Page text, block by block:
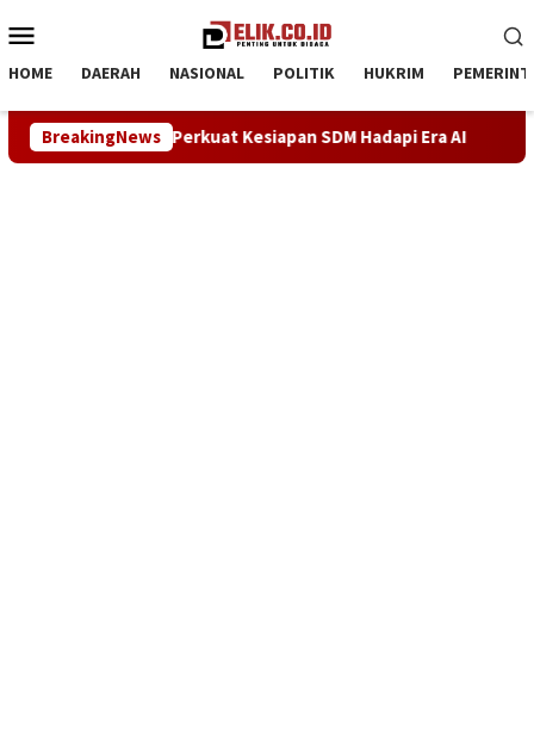
ke
Mobile
HOME DAERAH NASIONAL POLITIK HUKRIM
BreakingNews
Net Perkuat Kesiapan SDM Hadapi Era AI